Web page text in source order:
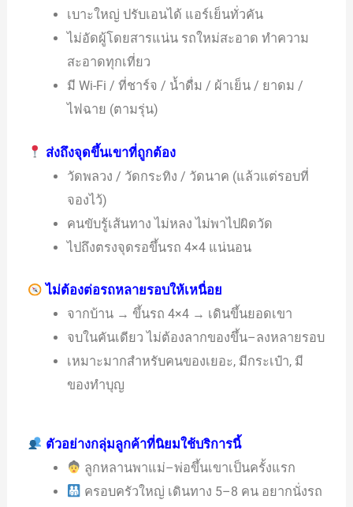
เบาะใหญ่ ปรับเอนได้ แอร์เย็นทั่วคัน
ไม่อัดผู้โดยสารแน่น รถใหม่สะอาด ทำความ
สะอาดทุกเที่ยว
มี Wi-Fi / ที่ชาร์จ / น้ำดื่ม / ผ้าเย็น / ยาดม /
ไฟฉาย (ตามรุ่น)
ส่งถึงจุดขึ้นเขาที่ถูกต้อง
วัดพลวง / วัดกระทิง / วัดนาค (แล้วแต่รอบที่
จองไว้)
คนขับรู้เส้นทาง ไม่หลง ไม่พาไปผิดวัด
ไปถึงตรงจุดรอขึ้นรถ 4×4 แน่นอน
ไม่ต้องต่อรถหลายรอบให้เหนื่อย
จากบ้าน → ขึ้นรถ 4×4 → เดินขึ้นยอดเขา
จบในคันเดียว ไม่ต้องลากของขึ้น–ลงหลายรอบ
เหมาะมากสำหรับคนของเยอะ, มีกระเป๋า, มี
ของทำบุญ
ตัวอย่างกลุ่มลูกค้าที่นิยมใช้บริการนี้
ลูกหลานพาแม่–พ่อขึ้นเขาเป็นครั้งแรก
ครอบครัวใหญ่ เดินทาง 5–8 คน อยากนั่งรถ